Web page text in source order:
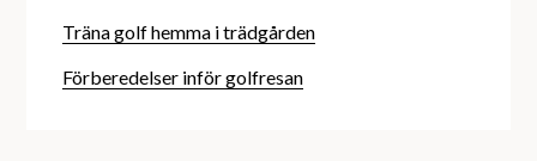
Träna golf hemma i trädgården
Förberedelser inför golfresan